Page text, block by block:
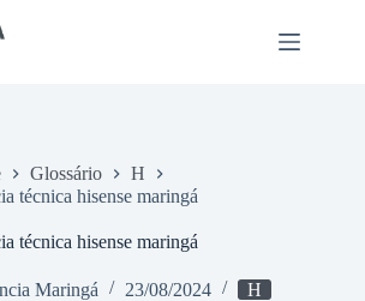
Glossário
H
técnica hisense maringá
técnica hisense maringá
Maringá 23/08/2024 H